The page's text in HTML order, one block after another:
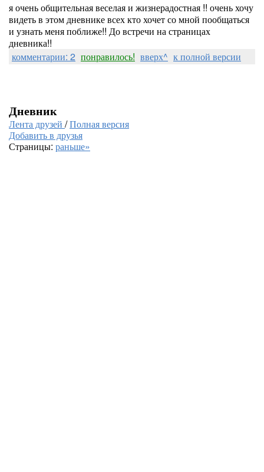
я очень общительная веселая и жизнерадостная !! очень хочу
видеть в этом дневнике всех кто хочет со мной пообщаться
и узнать меня поближе!! До встречи на страницах
дневника!!
комментарии: 2 понравилось! вверх^ к полной версии
Дневник
Лента друзей /Полная версия
Добавить в друзья
Страницы: раньше»